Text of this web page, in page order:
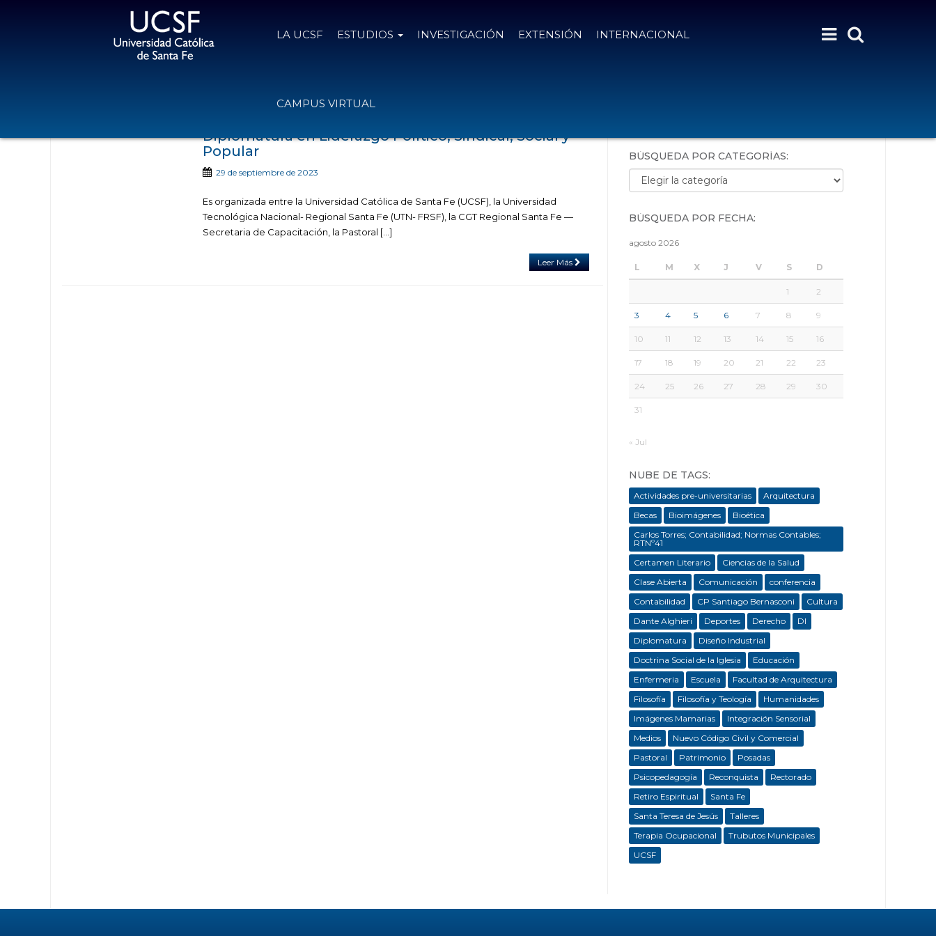
LA UCSF ESTUDIOS INVESTIGACIÓN EXTENSIÓN INTERNACIONAL
CAMPUS VIRTUAL
Diplomatura en Liderazgo Político, Sindical, Social y
Popular
29 de septiembre de 2023
Es organizada entre la Universidad Católica de Santa Fe (UCSF), la Universidad
Tecnológica Nacional- Regional Santa Fe (UTN- FRSF), la CGT Regional Santa Fe —
Secretaria de Capacitación, la Pastoral […]
Leer Más
BÚSQUEDA POR CATEGORÍAS:
Búsqueda por categorías:
BÚSQUEDA POR FECHA:
agosto 2026
L M X J V S D
1 2
3 4 5 6 7 8 9
10 11 12 13 14 15 16
17 18 19 20 21 22 23
24 25 26 27 28 29 30
31
« Jul
NUBE DE TAGS:
Actividades pre-universitarias
Arquitectura
Becas
Bioimágenes
Bioética
Carlos Torres; Contabilidad; Normas Contables;
RTNº41
Certamen Literario
Ciencias de la Salud
Clase Abierta
Comunicación
conferencia
Contabilidad
CP Santiago Bernasconi
Cultura
Dante Alghieri
Deportes Derecho
DI
Diplomatura
Diseño Industrial
Doctrina Social de la Iglesia
Educación
Enfermeria
Escuela
Facultad de Arquitectura
Filosofía
Filosofía y Teología
Humanidades
Imágenes Mamarias
Integración Sensorial
Medios
Nuevo Código Civil y Comercial
Pastoral
Patrimonio
Posadas
Psicopedagogía
Reconquista
Rectorado
Retiro Espiritual
Santa Fe
Santa Teresa de Jesús
Talleres
Terapia Ocupacional
Trubutos Municipales
UCSF